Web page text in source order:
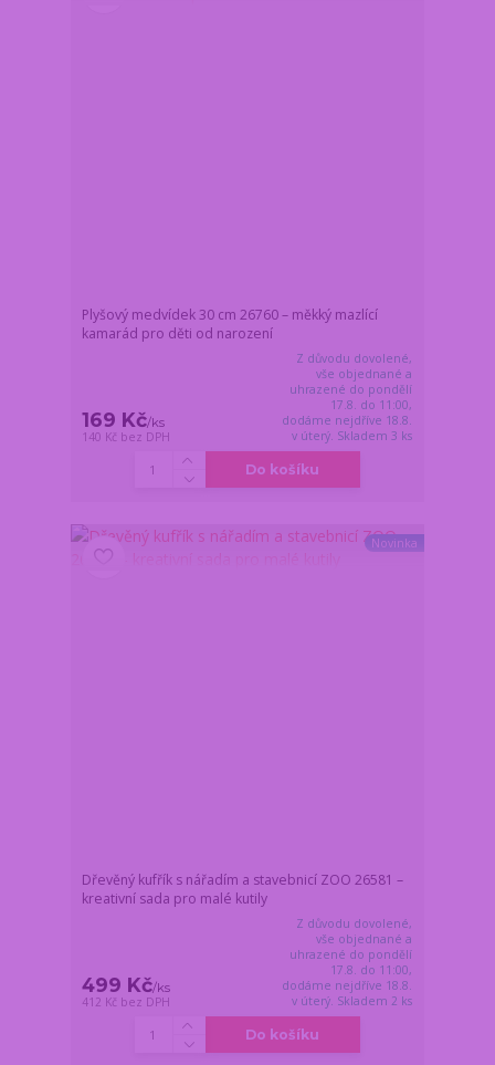
Plyšový medvídek 30 cm 26760 – měkký mazlící
kamarád pro děti od narození
169 Kč/ks
140 Kč bez DPH
Z důvodu dovolené,
vše objednané a
uhrazené do pondělí
17.8. do 11:00,
dodáme nejdříve 18.8.
v úterý. Skladem 3 ks
Do košíku
Novinka
Dřevěný kufřík s nářadím a stavebnicí ZOO 26581 –
kreativní sada pro malé kutily
499 Kč/ks
412 Kč bez DPH
Z důvodu dovolené,
vše objednané a
uhrazené do pondělí
17.8. do 11:00,
dodáme nejdříve 18.8.
v úterý. Skladem 2 ks
Do košíku